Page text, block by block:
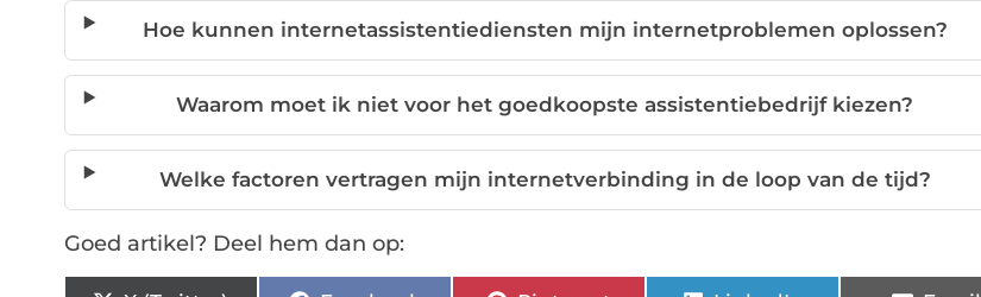
Hoe kunnen internetassistentiediensten mijn internetproblemen oplossen?
Waarom moet ik niet voor het goedkoopste assistentiebedrijf kiezen?
Welke factoren vertragen mijn internetverbinding in de loop van de tijd?
Goed artikel? Deel hem dan op: